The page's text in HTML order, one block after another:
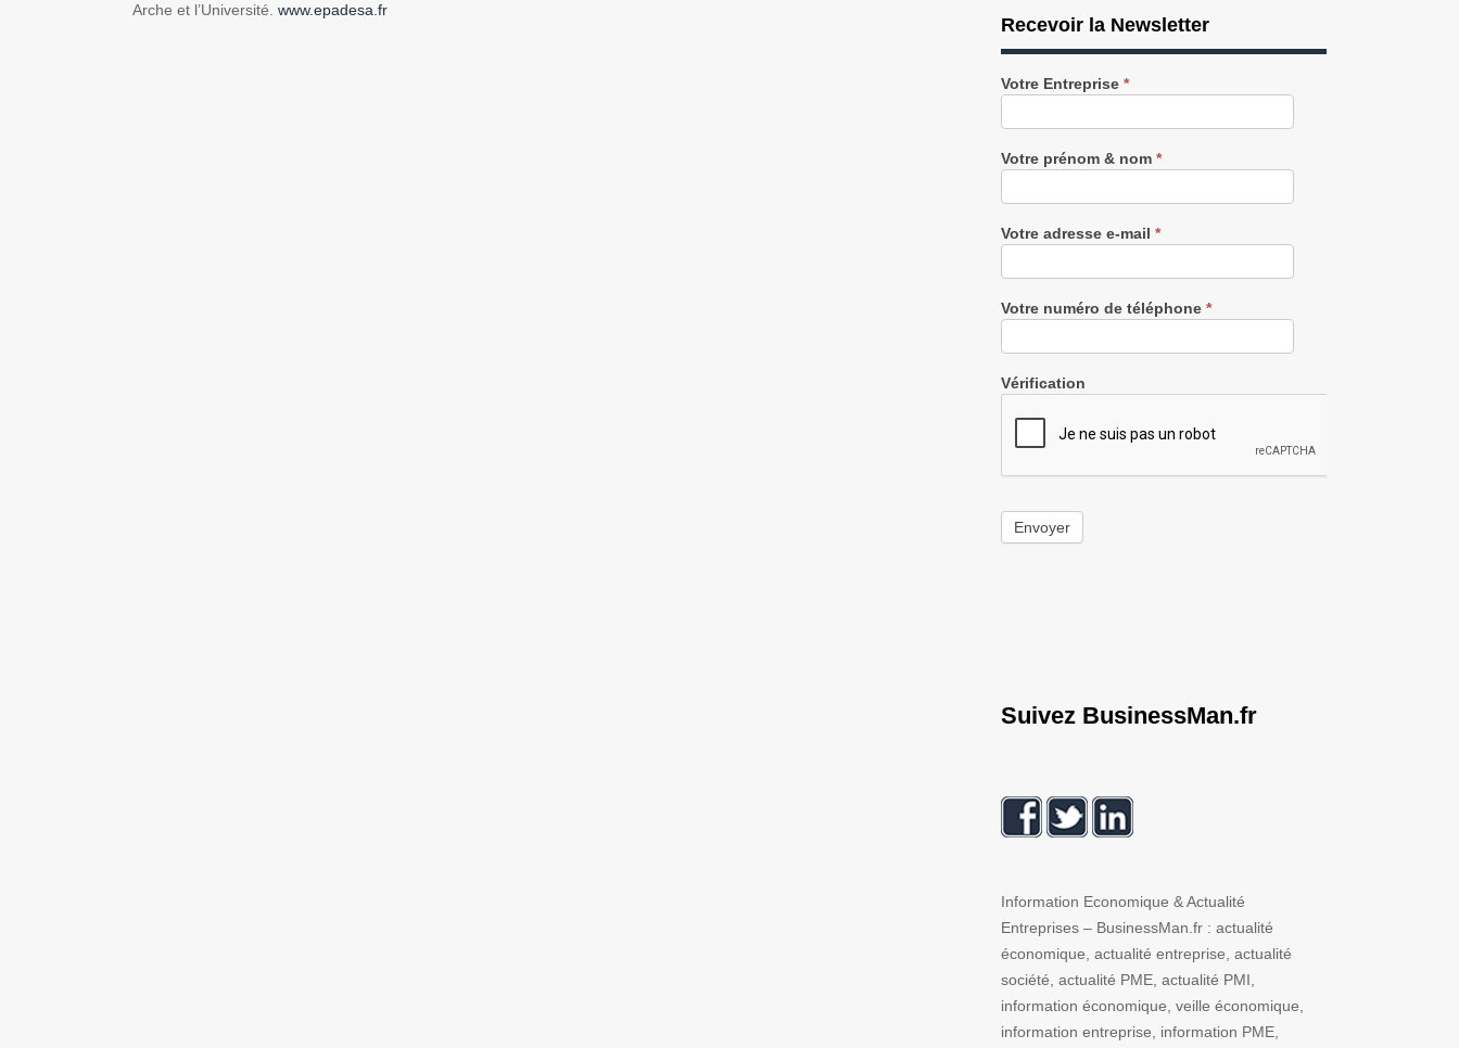
Arche et l’Université. www.epadesa.fr
Recevoir la Newsletter
Recevez
notre
gratuitement
Votre Entreprise *
Votre prénom & nom *
Votre adresse e-mail *
Votre numéro de téléphone *
Vérification
Envoyer
Suivez BusinessMan.fr
Information Economique & Actualité
Entreprises – BusinessMan.fr : actualité
économique, actualité entreprise, actualité
société, actualité PME, actualité PMI,
information économique, veille économique,
information entreprise, information PME,